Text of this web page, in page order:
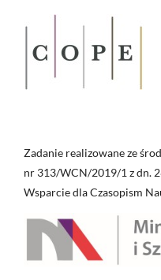
Zadanie realizowane ze
nr 313/WCN/2019/1 z dn.
Wsparcie dla Czasopism